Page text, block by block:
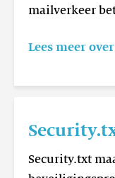
mailverkeer
Lees meer
Security.txt
meer